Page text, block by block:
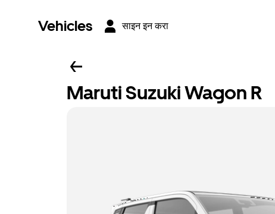
Vehicles साइन इन करा
Maruti Suzuki Wagon R